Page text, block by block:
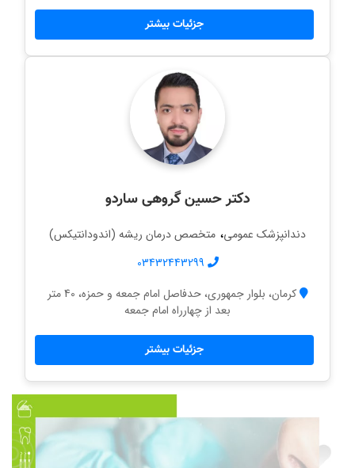
جزئیات بیشتر
دکتر حسین گروهی ساردو
دندانپزشک عمومی، متخصص درمان ریشه (اندودانتیکس)
03432443299
کرمان، بلوار جمهوری، حدفاصل امام جمعه و حمزه، 40 متر
بعد از چهارراه امام جمعه
جزئیات بیشتر